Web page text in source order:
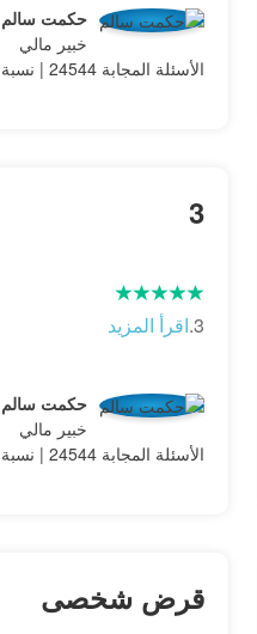
حكمت سالم
خبير مالي
الأسئلة المجابة 24544 | نسبة الرضا 97.7%
3
3. اقرأ المزيد
حكمت سالم
خبير مالي
الأسئلة المجابة 24544 | نسبة الرضا 97.7%
قرض شخصى